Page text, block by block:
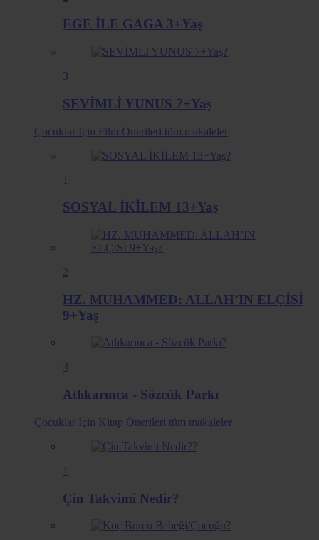
EGE İLE GAGA 3+Yaş
3
SEVİMLİ YUNUS 7+Yaş
Çocuklar İçin Film Önerileri tüm makaleler
1
SOSYAL İKİLEM 13+Yaş
2
HZ. MUHAMMED: ALLAH’IN ELÇİSİ
9+Yaş
3
Atlıkarınca - Sözcük Parkı
Çocuklar İçin Kitap Önerileri tüm makaleler
1
Çin Takvimi Nedir?